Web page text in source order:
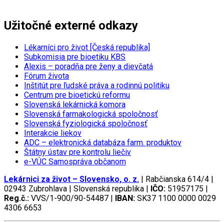
Užitočné externé odkazy
Lékarníci pro život [Česká republika]
Subkomisia pre bioetiku KBS
Alexis – poradňa pre ženy a dievčatá
Fórum života
Inštitút pre ľudské práva a rodinnú politiku
Centrum pre bioetickú reformu
Slovenská lekárnická komora
Slovenská farmakologická spoločnosť
Slovenská fyziologická spoločnosť
Interakcie liekov
ADC – elektronická databáza farm. produktov
Štátny ústav pre kontrolu liečiv
e-VÚC Samospráva občanom
Lekárnici za život – Slovensko, o. z. | Rabčianska 614/4 |
02943 Zubrohlava | Slovenská republika |
IČO: 51957175 |
Reg.č.: VVS/1-900/90-54487 | IBAN: SK37 1100 0000 0029
4306 6653